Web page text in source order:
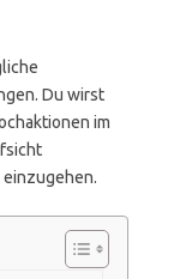
Du wirst
im